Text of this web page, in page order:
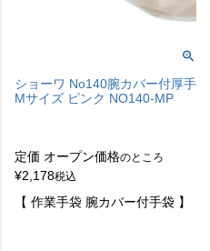
ショーワ No140腕カバー付厚手
Mサイズ ピンク NO140-MP
定価 オープン価格のところ
¥2,178税込
【 作業手袋 腕カバー付手袋 】